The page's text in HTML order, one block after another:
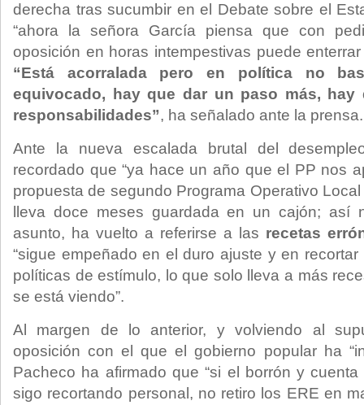
derecha tras sucumbir en el Debate sobre el
“ahora la señora García piensa que con
oposición en horas intempestivas puede
“Está acorralada pero en política no
equivocado, hay que dar un paso más, hay
responsabilidades”, ha señalado ante la prensa.
Ante la nueva escalada brutal del
recordado que “ya hace un año que el PP nos
propuesta de segundo Programa Operativo
lleva doce meses guardada en un cajón; así
asunto, ha vuelto a referirse a las recetas
“sigue empeñado en el duro ajuste y en
políticas de estímulo, lo que solo lleva a más
se está viendo”.
Al margen de lo anterior, y volviendo al
oposición con el que el gobierno popular ha
Pacheco ha afirmado que “si el borrón y
sigo recortando personal, no retiro los ERE en